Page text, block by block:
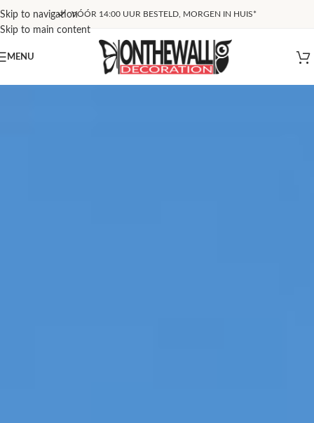
Skip to navigation
Skip to main content
BINNEN 14 DAGEN RETOURNEREN
MENU